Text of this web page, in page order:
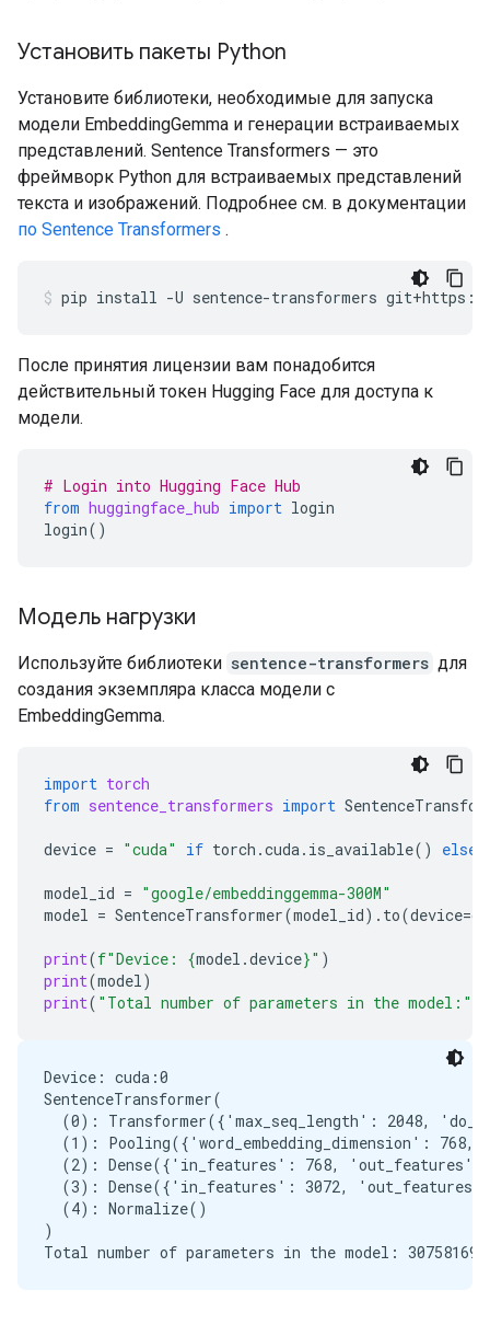
Установить пакеты Python
Установите библиотеки, необходимые для запуска
модели EmbeddingGemma и генерации встраиваемых
представлений. Sentence Transformers — это
фреймворк Python для встраиваемых представлений
текста и изображений. Подробнее см. в документации
по Sentence Transformers .
pip install -U sentence-transformers git+https://
После принятия лицензии вам понадобится
действительный токен Hugging Face для доступа к
модели.
# Login into Hugging Face Hub
from huggingface_hub import login
login()
Модель нагрузки
Используйте библиотеки sentence-transformers для
создания экземпляра класса модели с
EmbeddingGemma.
import torch
from sentence_transformers import
device = "cuda" if torch .cuda. is_available() else
model_id = "google/embeddinggemma-300M"
model = SentenceTransformer(model_id) . to(device=
print(f"Device: {model .device}" )
print(model)
print( "Total number of parameters in the model:"
Device: cuda:0
SentenceTransformer(
(0): Transformer({'max_seq_length': 2048,
(1): Pooling({'word_embedding_dimension': 768,
(2): Dense({'in_features': 768,
(3): Dense({'in_features': 3072,
  (4): Normalize()
)